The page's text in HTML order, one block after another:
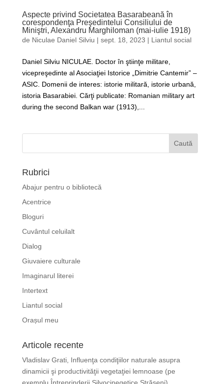
Aspecte privind Societatea Basarabeană în
corespondenţa Preşedintelui Consiliului de
Miniştri, Alexandru Marghiloman (mai-iulie 1918)
de Niculae Daniel Silviu | sept. 18, 2023 | Liantul social
Daniel Silviu NICULAE. Doctor în ştiinţe militare,
vicepreşedinte al Asociaţiei Istorice „Dimitrie Cantemir” –
ASIC. Domenii de interes: istorie militară, istorie urbană,
istoria Basarabiei. Cărţi publicate: Romanian military art
during the second Balkan war (1913),...
Rubrici
Abajur pentru o bibliotecă
Acentrice
Bloguri
Cuvântul celuilalt
Dialog
Giuvaiere culturale
Imaginarul literei
Intertext
Liantul social
Orașul meu
Articole recente
Vladislav Grati, Influenţa condiţiilor naturale asupra
dinamicii şi productivităţii vegetaţiei lemnoase (pe